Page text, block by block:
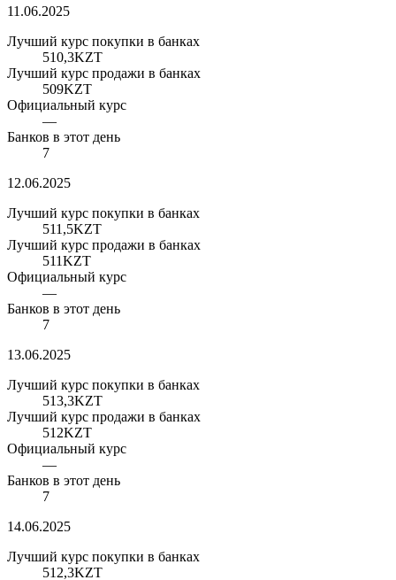
11.06.2025
Лучший курс покупки в банках
510,3KZT
Лучший курс продажи в банках
509KZT
Официальный курс
—
Банков в этот день
7
12.06.2025
Лучший курс покупки в банках
511,5KZT
Лучший курс продажи в банках
511KZT
Официальный курс
—
Банков в этот день
7
13.06.2025
Лучший курс покупки в банках
513,3KZT
Лучший курс продажи в банках
512KZT
Официальный курс
—
Банков в этот день
7
14.06.2025
Лучший курс покупки в банках
512,3KZT